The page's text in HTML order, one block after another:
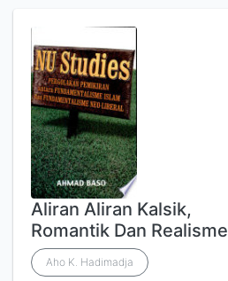
Aliran Aliran Kalsik,
Romantik Dan Realisme
Aho K. Hadimadja